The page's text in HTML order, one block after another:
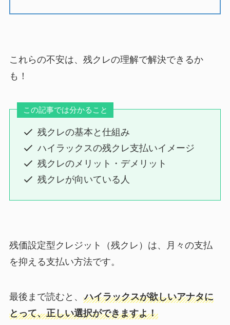
これらの不安は、残クレの理解で解決できるか
も！
この記事では分かること
残クレの基本と仕組み
ハイラックスの残クレ支払いイメージ
残クレのメリット・デメリット
残クレが向いている人
残価設定型クレジット（残クレ）は、月々の支払
を抑える支払い方法です。
最後まで読むと、 ハイラックスが欲しいアナタに
とって、正しい選択ができますよ！